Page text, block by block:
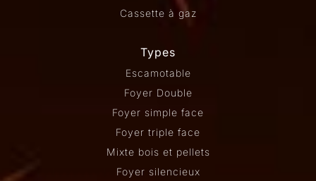
Cassette à gaz
Types
Escamotable
Foyer Double
Foyer simple face
Foyer triple face
Mixte bois et pellets
Foyer silencieux